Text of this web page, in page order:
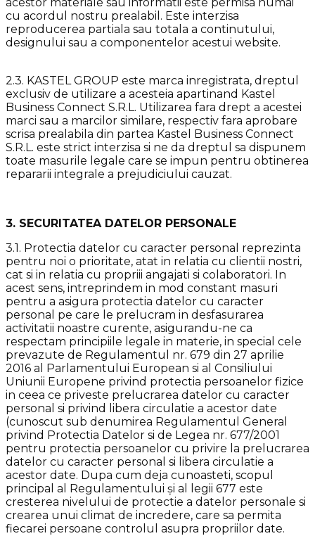
cu acordul nostru prealabil. Este interzisa
reproducerea partiala sau totala a continutului,
designului sau a componentelor acestui website.
2.3. KASTEL GROUP este marca inregistrata, dreptul
exclusiv de utilizare a acesteia apartinand Kastel
Business Connect S.R.L. Utilizarea fara drept a acestei
marci sau a marcilor similare, respectiv fara aprobare
scrisa prealabila din partea Kastel Business Connect
S.R.L. este strict interzisa si ne da dreptul sa dispunem
toate masurile legale care se impun pentru obtinerea
repararii integrale a prejudiciului cauzat.
3. SECURITATEA DATELOR PERSONALE
3.1. Protectia datelor cu caracter personal reprezinta
pentru noi o prioritate, atat in relatia cu clientii nostri,
cat si in relatia cu propriii angajati si colaboratori. In
acest sens, intreprindem in mod constant masuri
pentru a asigura protectia datelor cu caracter
personal pe care le prelucram in desfasurarea
activitatii noastre curente, asigurandu-ne ca
respectam principiile legale in materie, in special cele
prevazute de Regulamentul nr. 679 din 27 aprilie
2016 al Parlamentului European si al Consiliului
Uniunii Europene privind protectia persoanelor fizice
in ceea ce priveste prelucrarea datelor cu caracter
personal si privind libera circulatie a acestor date
(cunoscut sub denumirea Regulamentul General
privind Protectia Datelor si de Legea nr. 677/2001
pentru protectia persoanelor cu privire la prelucrarea
datelor cu caracter personal si libera circulatie a
acestor date. Dupa cum deja cunoasteti, scopul
principal al Regulamentului și al legii 677 este
cresterea nivelului de protectie a datelor personale si
crearea unui climat de incredere, care sa permita
fiecarei persoane controlul asupra propriilor date.